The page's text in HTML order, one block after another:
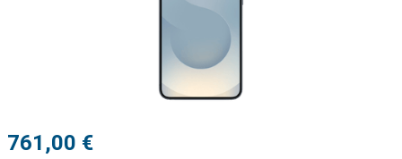
Watch 7 ou o Samsung Galaxy Watch Ultra para obter uma visão
ideal dos seus dados de saúde e desporto. Ou emparelhe o seu
Galaxy Buds 3 Pro. Desta forma, será notificado quando receber
761,00 €